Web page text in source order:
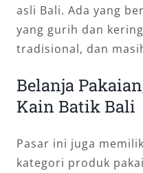
asli Bali. Ada yang
yang gurih dan
tradisional, dan
Belanja
Kain Batik Bali
Pasar ini juga
kategori produk